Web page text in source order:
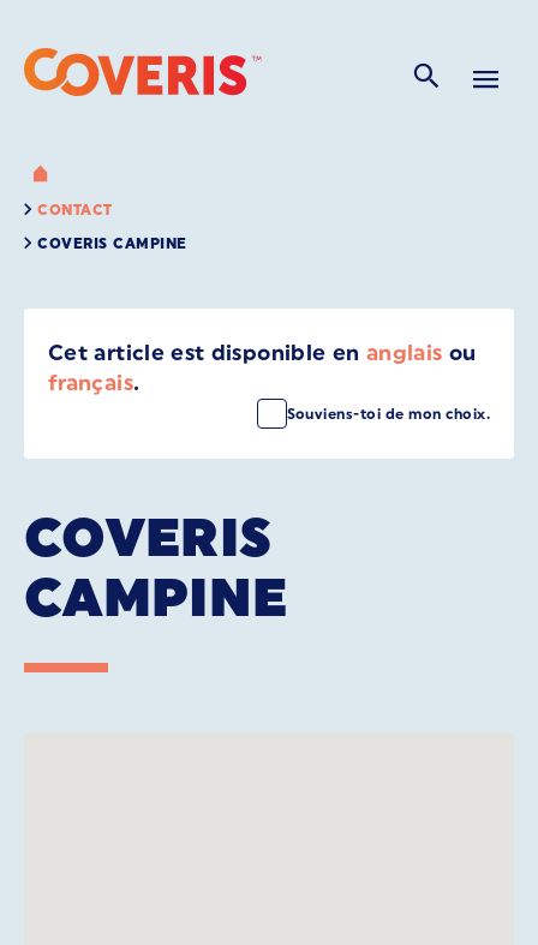
CONTACT
COVERIS CAMPINE
Cet article est disponible en anglais ou
français.
Souviens-toi de mon choix.
COVERIS
CAMPINE